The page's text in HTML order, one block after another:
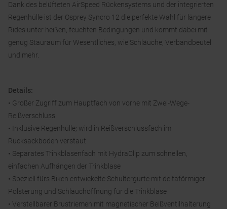
Dank des belüfteten AirSpeed Rückensystems und der integrierten
Regenhülle ist der Osprey Syncro 12 die perfekte Wahl für längere
Rides unter heißen, feuchten Bedingungen und kommt dabei mit
genug Stauraum für Wesentliches, wie Schläuche, Verbandbeutel
und mehr.
Details:
• Großer Zugriff zum Hauptfach von vorne mit Zwei-Wege-
Reißverschluss
• Inklusive Regenhülle; wird in Reißverschlussfach im
Rucksackboden verstaut
• Separates Trinkblasenfach mit HydraClip zum schnellen,
einfachen Aufhängen der Trinkblase
• Speziell fürs Biken entwickelte Schultergurte mit deltaförmiger
Polsterung und Schlauchöffnung für die Trinkblase
• Verstellbarer Brustriemen mit magnetischer Beißventilhalterung